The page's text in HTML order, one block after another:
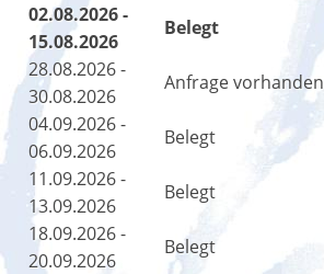
02.08.2026 -
15.08.2026
Belegt
28.08.2026 -
30.08.2026
Anfrage vorhanden
04.09.2026 -
06.09.2026
Belegt
11.09.2026 -
13.09.2026
Belegt
18.09.2026 -
20.09.2026
Belegt